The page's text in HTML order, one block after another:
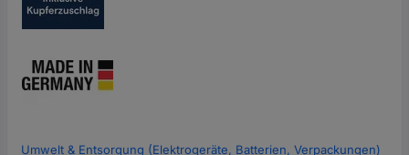
Umwelt & Entsorgung (Elektrogeräte, Batterien, Verpackungen)